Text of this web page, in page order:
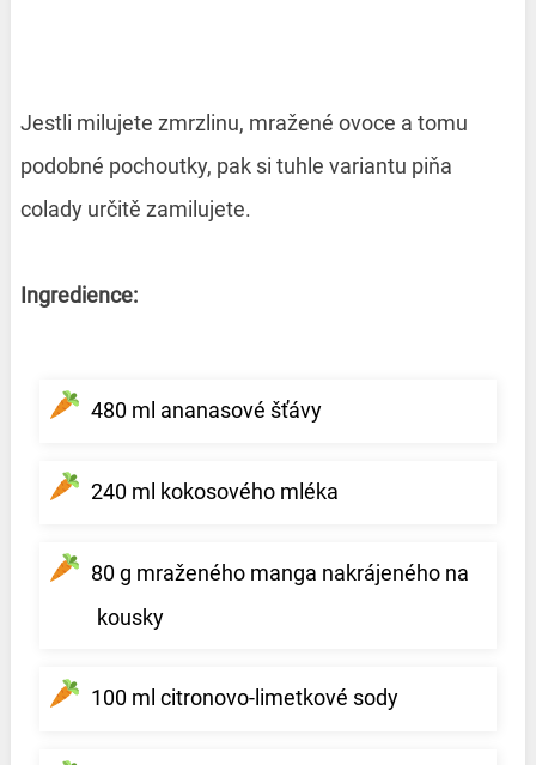
Jestli milujete zmrzlinu, mražené ovoce a tomu
podobné pochoutky, pak si tuhle variantu piňa
colady určitě zamilujete.
Ingredience:
480 ml ananasové šťávy
240 ml kokosového mléka
80 g mraženého manga nakrájeného na
kousky
100 ml citronovo-limetkové sody